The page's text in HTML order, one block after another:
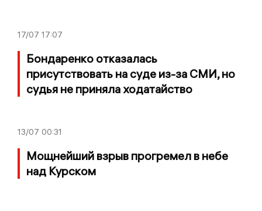
17/07 17:07
Бондаренко отказалась
присутствовать на суде из-за СМИ, но
судья не приняла ходатайство
13/07 00:31
Мощнейший взрыв прогремел в небе
над Курском